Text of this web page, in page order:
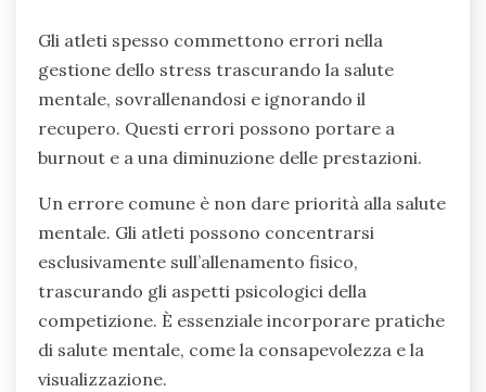
Gli atleti spesso commettono errori nella
gestione dello stress trascurando la salute
mentale, sovrallenandosi e ignorando il
recupero. Questi errori possono portare a
burnout e a una diminuzione delle prestazioni.
Un errore comune è non dare priorità alla salute
mentale. Gli atleti possono concentrarsi
esclusivamente sull’allenamento fisico,
trascurando gli aspetti psicologici della
competizione. È essenziale incorporare pratiche
di salute mentale, come la consapevolezza e la
visualizzazione.